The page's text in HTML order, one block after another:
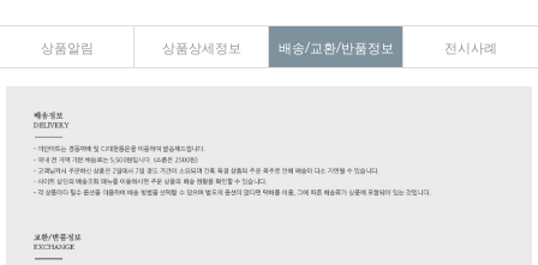
상품알림 상품상세정보 배송/교환/반품정보 전시사례